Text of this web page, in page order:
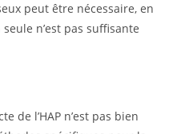
peut être nécessaire, en
n’est pas suffisante
de l’HAP n’est pas bien